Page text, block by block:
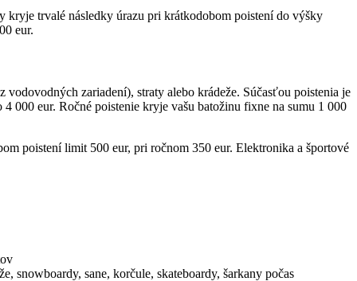
kryje trvalé následky úrazu pri krátkodobom poistení do výšky
eur.
zariadení), straty alebo krádeže. Súčasťou poistenia je
000 eur. Ročné poistenie kryje vašu batožinu fixne na sumu 1 000
poistení limit 500 eur, pri ročnom 350 eur. Elektronika a športové
snowboardy, sane, korčule, skateboardy, šarkany počas